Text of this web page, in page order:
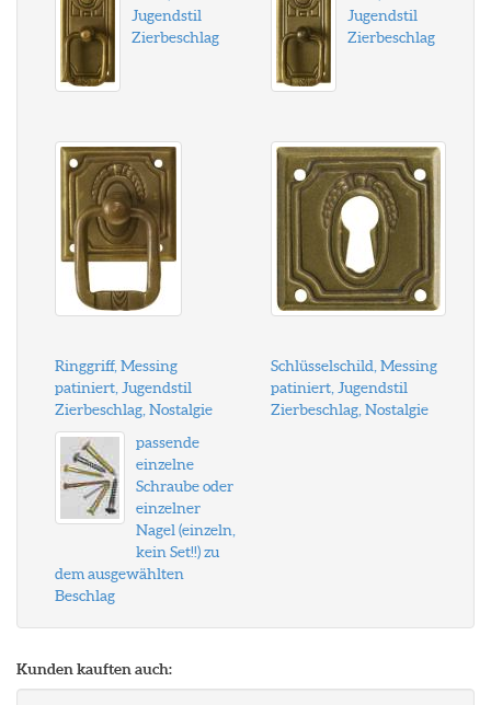
Jugendstil
Zierbeschlag
Jugendstil
Zierbeschlag
Ringgriff, Messing
patiniert, Jugendstil
Zierbeschlag, Nostalgie
Schlüsselschild, Messing
patiniert, Jugendstil
Zierbeschlag, Nostalgie
passende
einzelne
Schraube oder
einzelner
Nagel (einzeln,
kein Set!!) zu
dem ausgewählten
Beschlag
Kunden kauften auch: